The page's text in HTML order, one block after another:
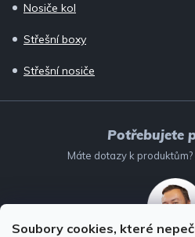
Soubory cookies, které
Nosiče kol
Střešní boxy
Střešní nosiče
Potřebujete
Máte dotazy k